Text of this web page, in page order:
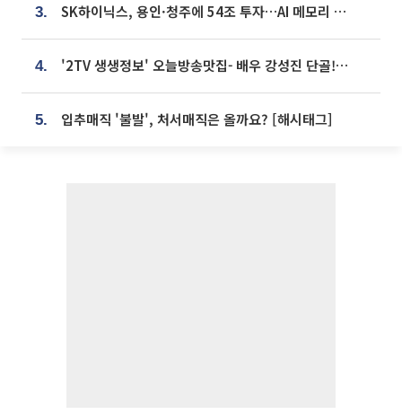
3. SK하이닉스, 용인·청주에 54조 투자…AI 메모리 생산기지 키운다
4. '2TV 생생정보' 오늘방송맛집- 배우 강성진 단골! 쌀국수ㆍ푸팟퐁 커리 맛집 '블○○○'
5. 입추매직 '불발', 처서매직은 올까요? [해시태그]